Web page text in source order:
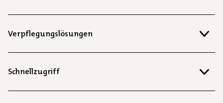
Verpflegungslösungen
Schnellzugriff